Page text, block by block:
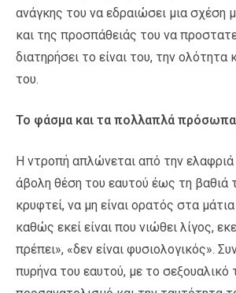
ανάγκης του να εδραιώσει μια σχέση
και της προσπάθειάς του να
διατηρήσει το είναι του, την ολότητα
του.
Το φάσμα και τα πολλαπλά
Η ντροπή απλώνεται από την ελαφριά
άβολη θέση του εαυτού έως τη βαθιά
κρυφτεί, να μη είναι ορατός στα
καθώς εκεί είναι που νιώθει λίγος,
πρέπει», «δεν είναι φυσιολογικός».
πυρήνα του εαυτού, με το σεξουαλικό